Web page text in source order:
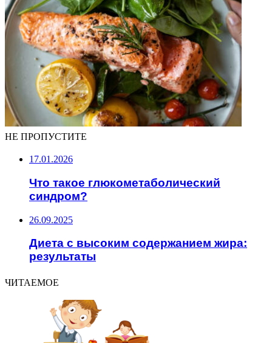
НЕ ПРОПУСТИТЕ
17.01.2026
Что такое глюкометаболический
синдром?
26.09.2025
Диета с высоким содержанием жира:
результаты
ЧИТАЕМОЕ